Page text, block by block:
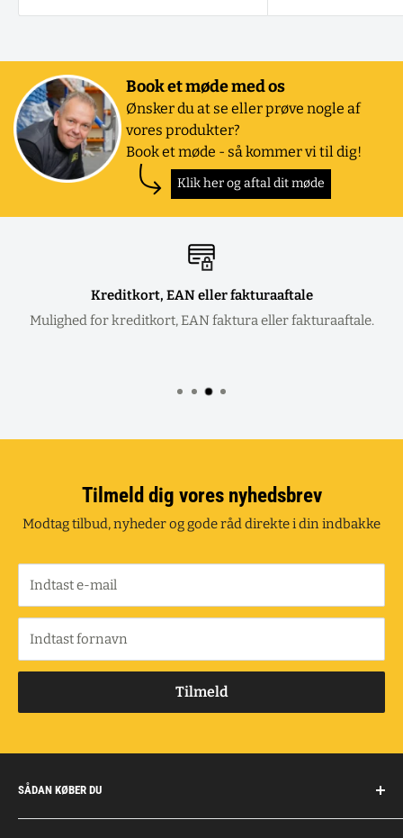
Book et møde med os
Ønsker du at se eller prøve nogle af
vores produkter?
Book et møde - så kommer vi til dig!
Klik her og aftal dit møde
Kreditkort, EAN eller fakturaaftale
Mulighed for kreditkort, EAN faktura eller fakturaaftale.
Tilmeld dig vores nyhedsbrev
Modtag tilbud, nyheder og gode råd direkte i din indbakke
Indtast e-mail
Indtast fornavn
Tilmeld
SÅDAN KØBER DU